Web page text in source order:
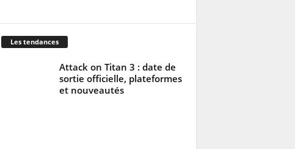
Les tendances
Attack on Titan 3 : date de
sortie officielle, plateformes
et nouveautés